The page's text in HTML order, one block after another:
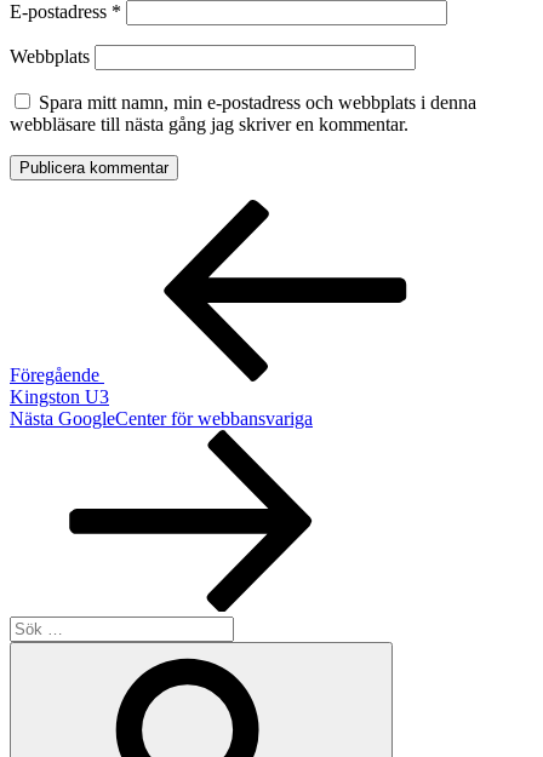
E-postadress *
Webbplats
Spara mitt namn, min e-postadress och webbplats i denna
webbläsare till nästa gång jag skriver en kommentar.
Inläggsnavigering
Föregående
Kingston U3
Nästa
Nästa GoogleCenter för webbansvariga
Sök
efter: